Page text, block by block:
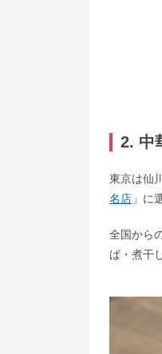
2. 中
東京は仙
名店 」に
全国から
ば・煮干